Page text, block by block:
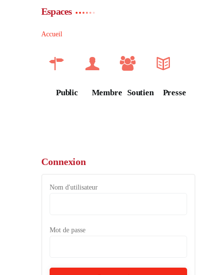
Espaces
Accueil
Public Membre Soutien Presse
Connexion
Nom d'utilisateur
Mot de passe